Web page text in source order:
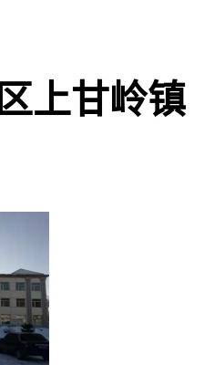
上甘岭镇